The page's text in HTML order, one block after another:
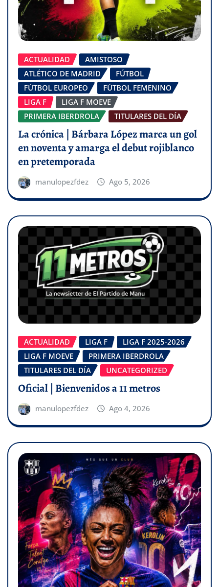
ACTUALIDAD
AMISTOSO
ATLÉTICO DE MADRID
FÚTBOL
FÚTBOL EUROPEO
FÚTBOL FEMENINO
LIGA F
LIGA F MOEVE
PRIMERA IBERDROLA
TITULARES DEL DÍA
La crónica | Bárbara López marca un gol
en noventa y amarga el debut rojiblanco
en pretemporada
manulopezfdez Ago 5, 2026
ACTUALIDAD LIGA F
LIGA F 2025-2026
LIGA F MOEVE
PRIMERA IBERDROLA
TITULARES DEL DÍA
UNCATEGORIZED
Oficial | Bienvenidos a 11 metros
manulopezfdez Ago 4, 2026